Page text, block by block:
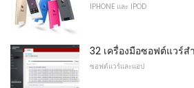
IPHONE และ IPOD
32 เครื่องมือซอฟต์แวร์ส
ซอฟต์แวร์และแอป